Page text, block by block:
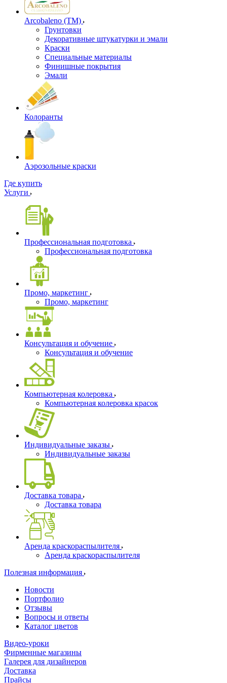
Arcobaleno (ТМ)
Грунтовки
Декоративные штукатурки и эмали
Краски
Специальные материалы
Финишные покрытия
Эмали
Колоранты
Аэрозольные краски
Где купить
Услуги
Профессиональная подготовка
Профессиональная подготовка
Промо, маркетинг
Промо, маркетинг
Консультация и обучение
Консультация и обучение
Компьютерная колеровка
Компьютерная колеровка красок
Индивидуальные заказы
Индивидуальные заказы
Доставка товара
Доставка товара
Аренда краскораспылителя
Аренда краскораспылителя
Полезная информация
Новости
Портфолио
Отзывы
Вопросы и ответы
Каталог цветов
Видео-уроки
Фирменные магазины
Галерея для дизайнеров
Доставка
Прайсы